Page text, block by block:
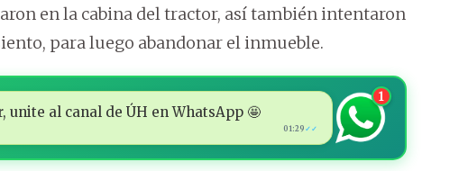
en la cabina del tractor, así también intentaron
para luego abandonar el inmueble.
unite al canal de ÚH en WhatsApp 🤩
01:29 ✓✓
1